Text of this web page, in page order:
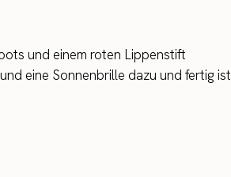
und einem roten Lippenstift
eine Sonnenbrille dazu und fertig ist